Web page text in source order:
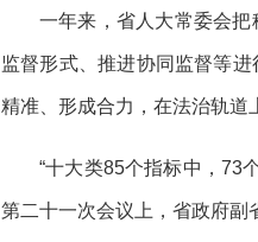
一年来，省人大常委会
监督形式、推进协同监督等
精准、形成合力，在法治轨道
“十大类85个指标中，73
第二十一次会议上，省政府副